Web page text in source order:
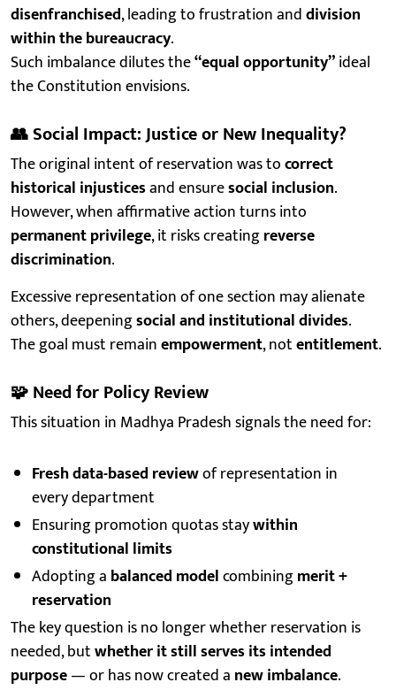
disenfranchised, leading to frustration anddivision
within the bureaucracy.
Such imbalance dilutes the“equal opportunity”ideal
the Constitution envisions.
👥Social Impact: Justice or New Inequality?
The original intent of reservation was tocorrect
historical injusticesand ensuresocial inclusion.
However, when affirmative action turns into
permanent privilege, it risks creatingreverse
discrimination.
Excessive representation of one section may alienate
others, deepeningsocial and institutional divides.
The goal must remainempowerment, notentitlement.
🧩Need for Policy Review
This situation in Madhya Pradesh signals the need for:
Fresh data-based reviewof representation in
every department
Ensuring promotion quotas staywithin
constitutional limits
Adopting a balanced modelcombiningmerit +
reservation
The key question is no longer whether reservation is
needed, butwhether it still serves its intended
purpose— or has now created a new imbalance.